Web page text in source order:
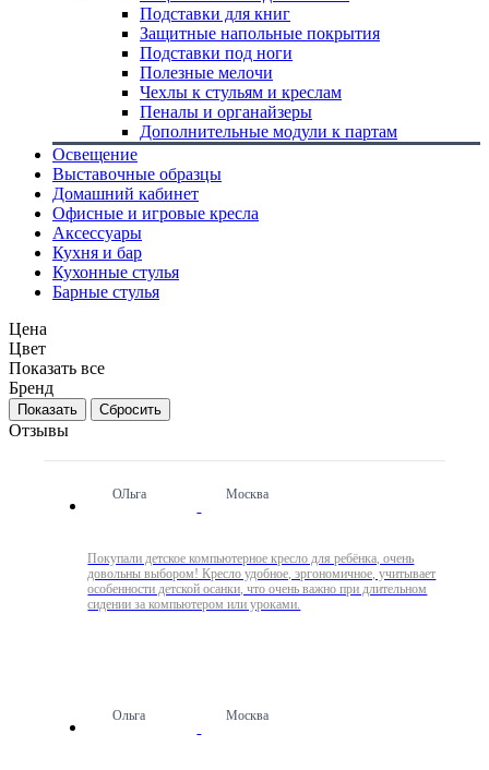
Подставки для книг
Защитные напольные покрытия
Подставки под ноги
Полезные мелочи
Чехлы к стульям и креслам
Пеналы и органайзеры
Дополнительные модули к партам
Освещение
Выставочные образцы
Домашний кабинет
Офисные и игровые кресла
Аксессуары
Кухня и бар
Кухонные стулья
Барные стулья
Цена
Цвет
Показать все
Бренд
Сбросить
Отзывы
ОЛьга Москва
Покупали детское компьютерное кресло для ребёнка, очень
довольны выбором! Кресло удобное, эргономичное, учитывает
особенности детской осанки, что очень важно при длительном
сидении за компьютером или уроками.
Ольга Москва